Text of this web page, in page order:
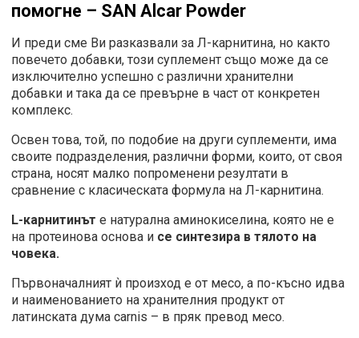
помогне – SAN Alcar Powder
И преди сме Ви разказвали за Л-карнитина, но както
повечето добавки, този суплемент също може да се
изключително успешно с различни хранителни
добавки и така да се превърне в част от конкретен
комплекс.
Освен това, той, по подобие на други суплементи, има
своите подразделения, различни форми, които, от своя
страна, носят малко попроменени резултати в
сравнение с класическата формула на Л-карнитина.
L-карнитинът е натурална аминокиселина, която не е
на протеинова основа и се синтезира в тялото на
човека.
Първоначалният ѝ произход е от месо, а по-късно идва
и наименованието на хранителния продукт от
латинската дума carnis – в пряк превод месо.